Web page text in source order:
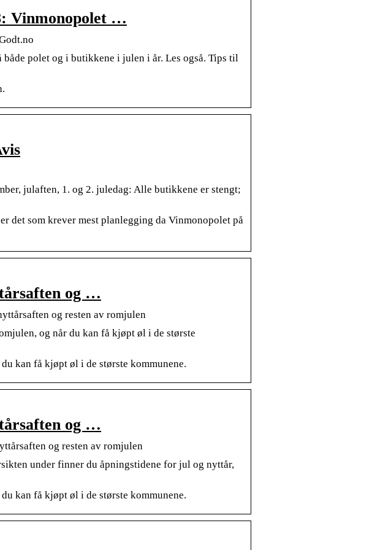
Vinmonopolet …
polet og i butikkene i julen i år. Les også. Tips til
julaften, 1. og 2. juledag: Alle butikkene er stengt;
det som krever mest planlegging da Vinmonopolet på
og …
og resten av romjulen
og når du kan få kjøpt øl i de største
kan få kjøpt øl i de største kommunene.
og …
og resten av romjulen
under finner du åpningstidene for jul og nyttår,
kan få kjøpt øl i de største kommunene.